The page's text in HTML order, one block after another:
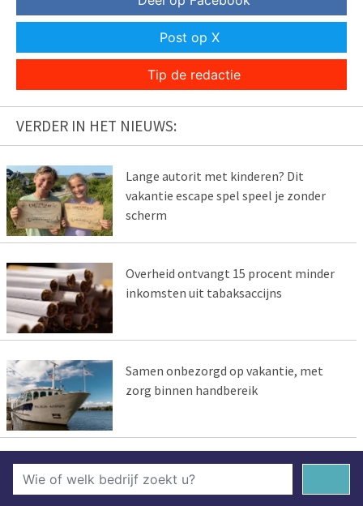
Post op X
Tip de redactie
VERDER IN HET NIEUWS:
Lange autorit met kinderen? Dit
vakantie escape spel speel je zonder
scherm
Overheid ontvangt 15 procent minder
inkomsten uit tabaksaccijns
Samen onbezorgd op vakantie, met
zorg binnen handbereik